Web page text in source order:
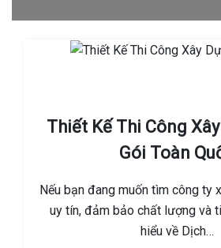
Thiết Kế Thi Công
Gói Toàn
Nếu bạn đang muốn tìm công ty
uy tín, đảm bảo chất lượng và
hiểu về Dịch…